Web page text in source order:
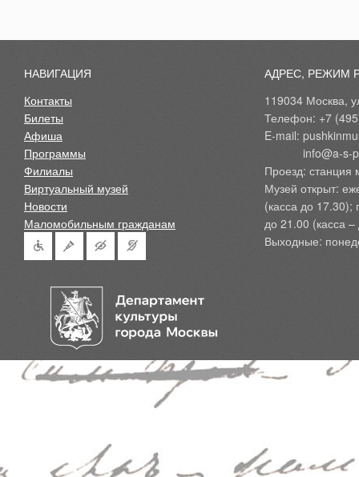
НАВИГАЦИЯ
Контакты
Билеты
Афиша
Программы
Филиалы
Виртуальный музей
Новости
Маломобильным гражданам
АДРЕС, РЕЖИМ
119034 Москва,
Телефон: +7
E-mail:
Проезд: станция
Музей открыт:
(касса до 17.30);
до 21.00 (касса
Выходные: